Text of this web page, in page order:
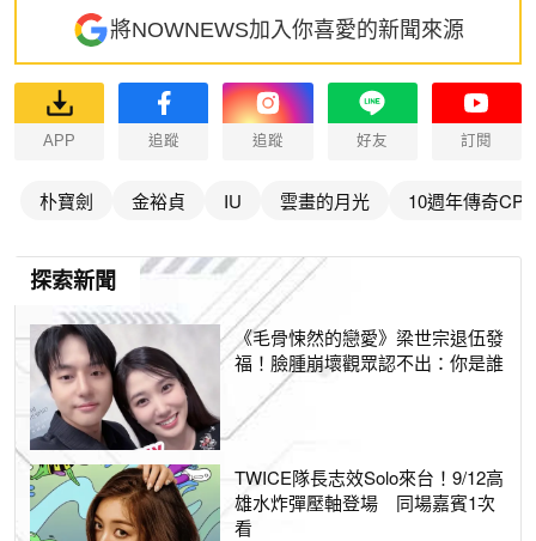
將NOWNEWS加入你喜愛的新聞來源
APP 追蹤 追蹤 好友 訂閱
朴寶劍 金裕貞 IU 雲畫的月光 10週年傳奇CP
探索新聞
《毛骨悚然的戀愛》梁世宗退伍發
福！臉腫崩壞觀眾認不出：你是誰
TWICE隊長志效Solo來台！9/12高
雄水炸彈壓軸登場 同場嘉賓1次
看